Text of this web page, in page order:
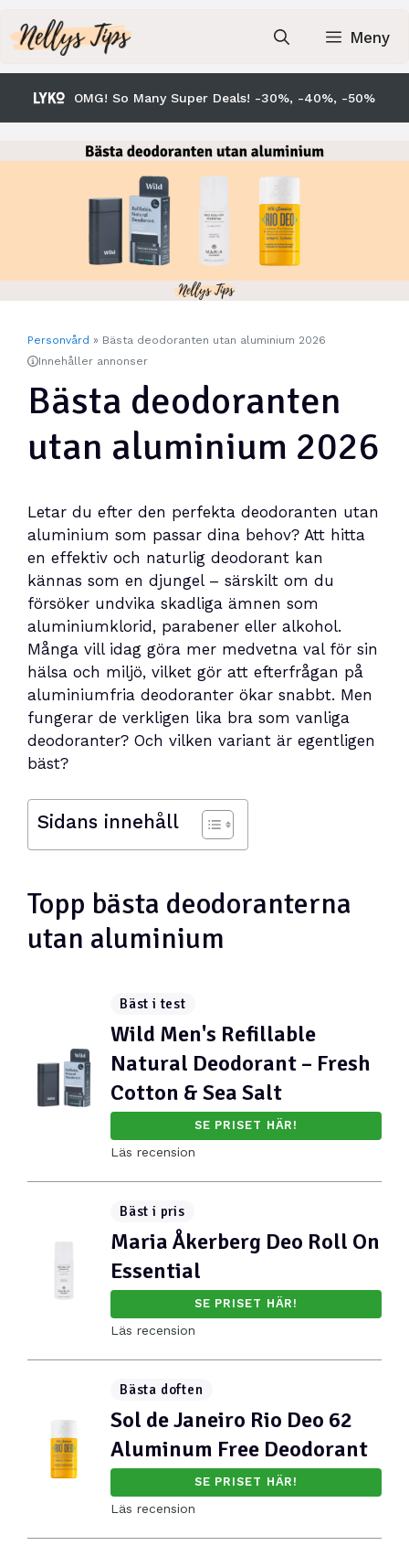
till
innehåll
Meny
OMG! So Many Super Deals! -30%, -40%, -50%
Personvård » Bästa deodoranten utan aluminium 2026
Innehåller annonser
Bästa deodoranten
utan aluminium 2026
Letar du efter den perfekta deodoranten utan
aluminium som passar dina behov? Att hitta
en effektiv och naturlig deodorant kan
kännas som en djungel – särskilt om du
försöker undvika skadliga ämnen som
aluminiumklorid, parabener eller alkohol.
Många vill idag göra mer medvetna val för sin
hälsa och miljö, vilket gör att efterfrågan på
aluminiumfria deodoranter ökar snabbt. Men
fungerar de verkligen lika bra som vanliga
deodoranter? Och vilken variant är egentligen
bäst?
Sidans innehåll
Topp bästa deodoranterna
utan aluminium
Bäst i test
Wild Men's Refillable
Natural Deodorant – Fresh
Cotton & Sea Salt
SE PRISET HÄR!
Läs recension
Bäst i pris
Maria Åkerberg Deo Roll On
Essential
SE PRISET HÄR!
Läs recension
Bästa doften
Sol de Janeiro Rio Deo 62
Aluminum Free Deodorant
SE PRISET HÄR!
Läs recension